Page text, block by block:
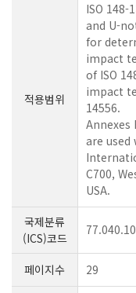
적용범위
ISO
and U-
for
impact
of ISO
impact
14556.
Annexes
are used
C700,
USA.
국제분류
(ICS)코드
페이지수 29